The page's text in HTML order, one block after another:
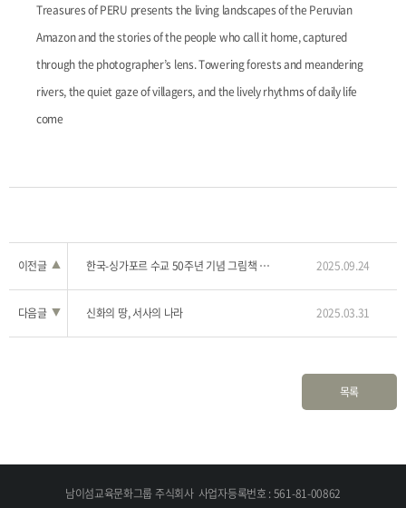
Treasures of PERU presents the living landscapes of the Peruvian
Amazon and the stories of the people who call it home, captured
through the photographer’s lens. Towering forests and meandering
rivers, the quiet gaze of villagers, and the lively rhythms of daily life
come
이전글 ▲ 한국-싱가포르 수교 50주년 기념 그림책 일러스트레이션展 Book Illustrators Gallery (BIG) 2025.09.24
다음글 ▼ 신화의 땅, 서사의 나라 2025.03.31
목록
남이섬교육문화그룹 주식회사 사업자등록번호 : 561-81-00862